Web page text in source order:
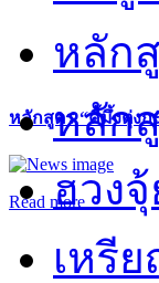
หลักสูตร “คี้มึ้งตุ่งก
Read more
หลัก
หลัก
ฮวง
เหรี